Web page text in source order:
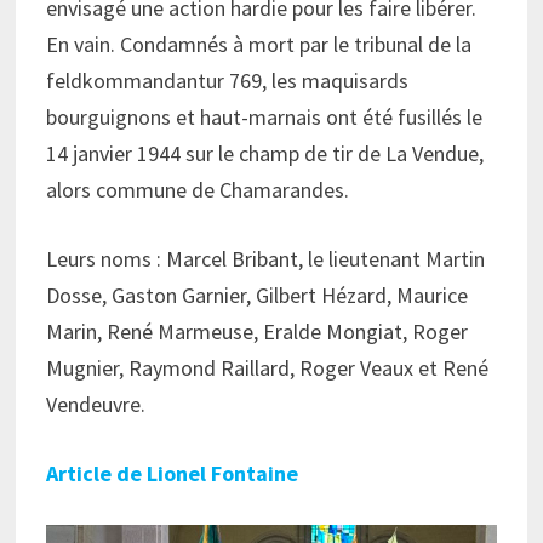
envisagé une action hardie pour les faire libérer.
En vain. Condamnés à mort par le tribunal de la
feldkommandantur 769, les maquisards
bourguignons et haut-marnais ont été fusillés le
14 janvier 1944 sur le champ de tir de La Vendue,
alors commune de Chamarandes.
Leurs noms : Marcel Bribant, le lieutenant Martin
Dosse, Gaston Garnier, Gilbert Hézard, Maurice
Marin, René Marmeuse, Eralde Mongiat, Roger
Mugnier, Raymond Raillard, Roger Veaux et René
Vendeuvre.
Article de Lionel Fontaine